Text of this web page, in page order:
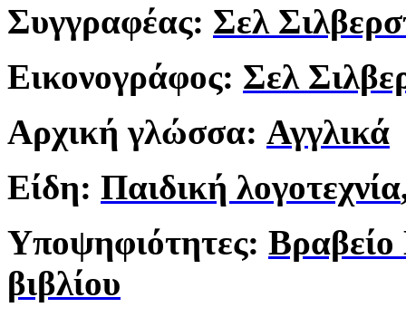
Συγγραφέας: Σελ
Εικονογράφος: Σελ
Αρχική γλώσσα: Αγγλικά
Είδη: Παιδική λογοτεχνία
Υποψηφιότητες:
βιβλίου